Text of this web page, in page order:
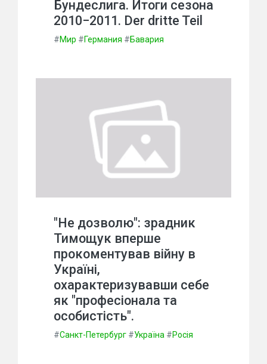
Бундеслига. Итоги сезона
2010−2011. Der dritte Teil
#Мир #Германия #Бавария
"Не дозволю": зрадник
Тимощук вперше
прокоментував війну в
Україні,
охарактеризувавши себе
як "професіонала та
особистість".
#Санкт-Петербург #Україна #Росія